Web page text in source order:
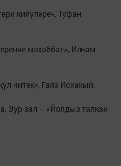
кияүләре», Туфан
мәхәббәт», Илһам
читек», Гаяз Исхакый.
Зур зал – «Йолдыз тапкан